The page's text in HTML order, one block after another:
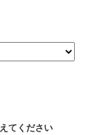
てください